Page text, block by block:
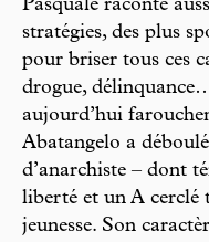
Pasquale raconte
stratégies, des plus
pour briser tous ces
drogue,
aujourd’hui
Abatangelo a
d’anarchiste – dont
liberté et un A cerclé
jeunesse. Son